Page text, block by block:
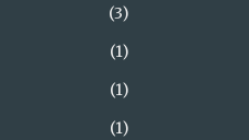
3
1
1
1